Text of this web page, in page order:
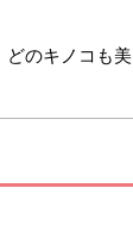
どのキノコも美